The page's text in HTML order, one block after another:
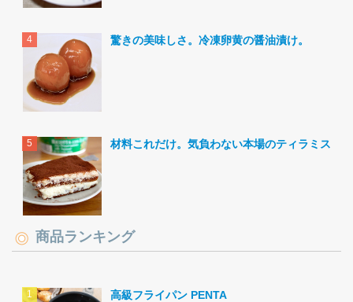
驚きの美味しさ。冷凍卵黄の醤油漬け。
材料これだけ。気負わない本場のティラミス。
商品ランキング
高級フライパン PENTA